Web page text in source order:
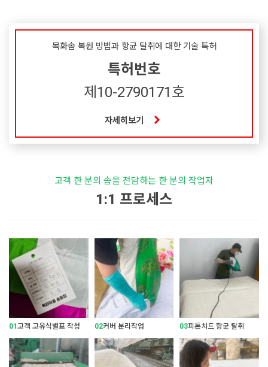
목화솜 복원 방법과 항균 탈취에 대한 기술 특허
특허번호
제10-2790171호
자세히보기
고객 한 분의 솜을 전담하는 한 분의 작업자
1:1 프로세스
01고객 고유식별표 작성 02커버 분리작업 03피톤치드 항균 탈취